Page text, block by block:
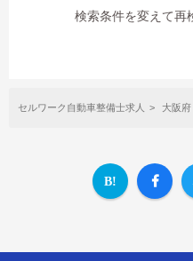
検索条件を変えて再
セルワーク自動車整備士求人 大阪府